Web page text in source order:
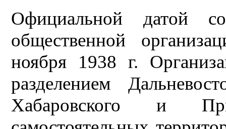
Официальной датой
общественной
ноября 1938 г.
разделением
Хабаровского и